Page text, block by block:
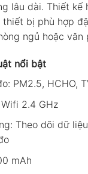
lâu dài. Thiết kế
thiết bị phù hợp
ngủ hoặc văn
nổi bật
PM2.5, HCHO,
2.4 GHz
Theo dõi dữ
mAh